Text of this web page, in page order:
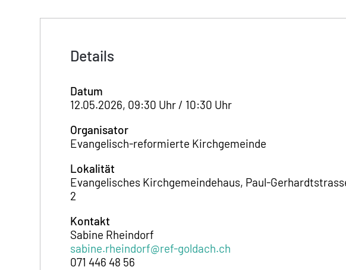
Details
Datum
12.05.2026, 09:30 Uhr / 10:30 Uhr
Organisator
Evangelisch-reformierte Kirchgemeinde
Lokalität
Evangelisches Kirchgemeindehaus, Paul-
2
Kontakt
Sabine Rheindorf
sabine.rheindorf@ref-goldach.ch
071 446 48 56